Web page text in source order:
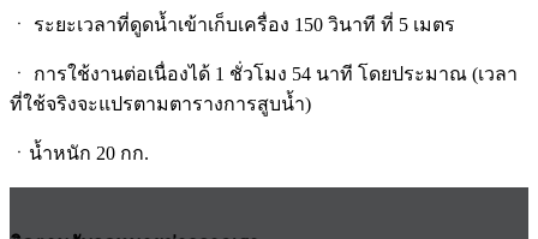
ㆍ ระยะเวลาที่ดูดน้ำเข้าเก็บเครื่อง 150 วินาที ที่ 5 เมตร
ㆍ การใช้งานต่อเนื่องได้ 1 ชั่วโมง 54 นาที โดยประมาณ (เวลา
ที่ใช้จริงจะแปรตามตารางการสูบน้ำ)
ㆍน้ำหนัก 20 กก.